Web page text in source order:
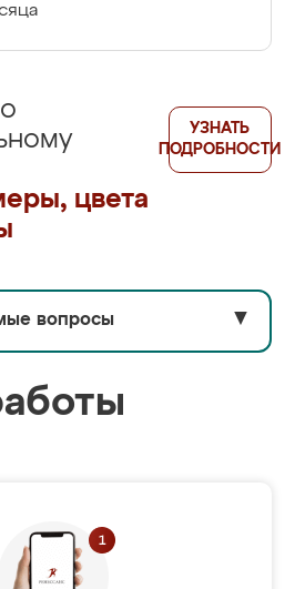
цвета
УЗНАТЬ
ПОДРОБНОСТИ
вопросы ▼